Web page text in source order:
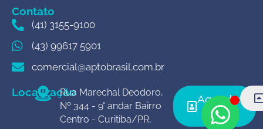
Contato
(41) 3155-9100
(43) 99617 5901
comercial@aptobrasil.com.br
LocalizaçãoRua Marechal Deodoro,
Nº 344 - 9° andar Bairro
Centro - Curitiba/PR,
Agendar
agora